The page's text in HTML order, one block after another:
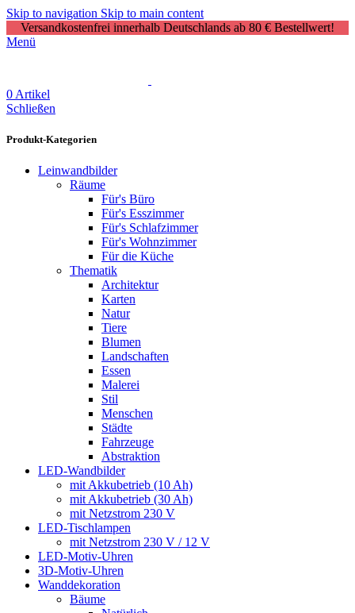
Skip to navigation Skip to main content
Versandkostenfrei innerhalb Deutschlands ab 80 € Bestellwert!
Menü
0 Artikel
Schließen
Produkt-Kategorien
Leinwandbilder
Räume
Für's Büro
Für's Esszimmer
Für's Schlafzimmer
Für's Wohnzimmer
Für die Küche
Thematik
Architektur
Karten
Natur
Tiere
Blumen
Landschaften
Essen
Malerei
Stil
Menschen
Städte
Fahrzeuge
Abstraktion
LED-Wandbilder
mit Akkubetrieb (10 Ah)
mit Akkubetrieb (30 Ah)
mit Netzstrom 230 V
LED-Tischlampen
mit Netzstrom 230 V / 12 V
LED-Motiv-Uhren
3D-Motiv-Uhren
Wanddekoration
Bäume